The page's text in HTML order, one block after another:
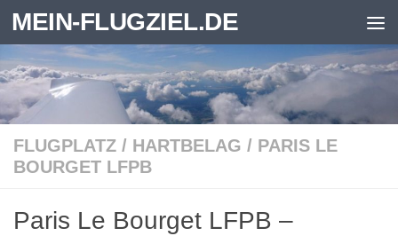
Zum Inhalt springen
MEIN-FLUGZIEL.DE
FLUGPLATZ / HARTBELAG / PARIS LE
BOURGET LFPB
Paris Le Bourget LFPB –